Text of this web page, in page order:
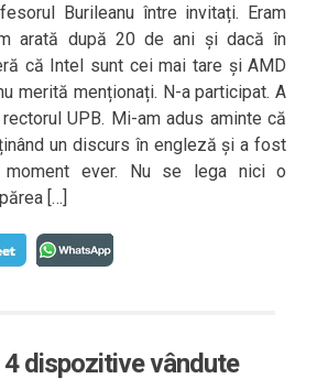
Burileanu între invitați. Eram
arată după 20 de ani și dacă în
că Intel sunt cei mai tare și AMD
merită menționați. N-a participat. A
UPB. Mi-am adus aminte că
un discurs în engleză și a fost
moment ever. Nu se lega nici o
[…]
4 dispozitive vândute